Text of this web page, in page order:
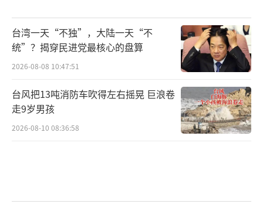
何依据下，将中国大陆界定为“境外敌对势
力”，很有可能是一记天大的假动作，其真实
意图是为了要掩护美国这个真正要“亡
台”的“境外敌对势力”。（责任编辑：卢其龙 CM088
2）
台湾一天“不独”，大陆一天“不
统”？揭穿民进党最核心的盘算
2026-08-08 10:47:51
台风把13吨消防车吹得左右摇晃 巨浪卷
走9岁男孩
2026-08-10 08:36:58